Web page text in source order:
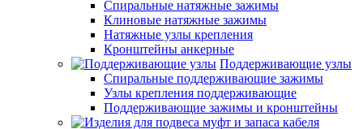
Спиральные натяжные зажимы
Клиновые натяжные зажимы
Натяжные узлы крепления
Кронштейны анкерные
Поддерживающие узлы
Спиральные поддерживающие зажимы
Узлы крепления поддерживающие
Поддерживающие зажимы и кронштейны